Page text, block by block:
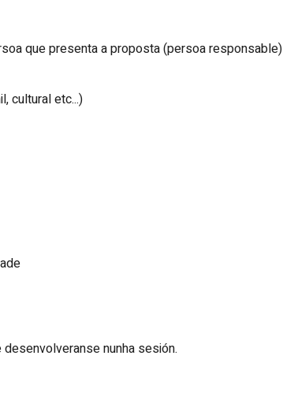
que presenta a proposta (persoa responsable)
cultural etc...)
nunha sesión.